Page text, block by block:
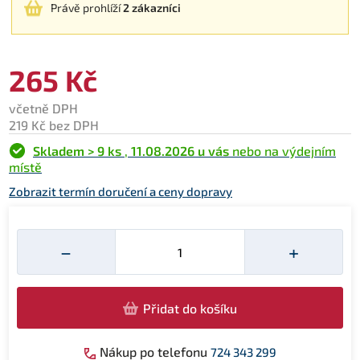
Právě prohlíží2 zákazníci
265 Kč
včetně DPH
219 Kč bez DPH
Skladem > 9 ks , 11.08.2026 u vás nebo na výdejním
místě
Zobrazit termín doručení a ceny dopravy
−
Množství
+
Přidat do košíku
Nákup po telefonu 724 343 299